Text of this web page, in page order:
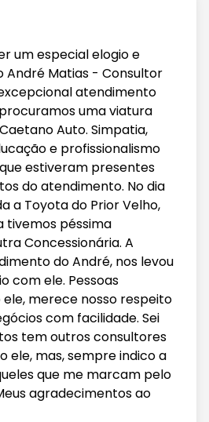
um especial elogio e
André Matias - Consultor
atendimento
uma viatura
Auto. Simpatia,
e profissionalismo
estiveram presentes
do atendimento. No dia
a Toyota do Prior Velho,
tivemos péssima
Concessionária. A
do André, nos levou
com ele. Pessoas
merece nosso respeito
com facilidade. Sei
tem outros consultores
ele, mas, sempre indico a
que me marcam pelo
agradecimentos ao